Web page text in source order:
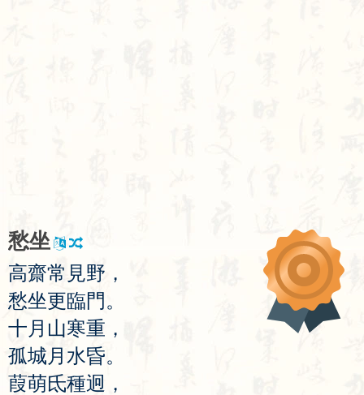
愁坐
高齋常 見野 ，
愁坐更臨門 。
十 月 山寒重 ，
孤城 月 水昏。
葭萌氐種迥 ，